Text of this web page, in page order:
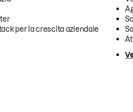
per la crescita aziendale